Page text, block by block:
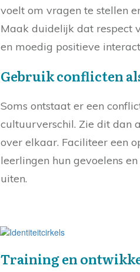
voelt om vragen te stellen
Maak duidelijk dat respect
en moedig positieve
Gebruik conflicten
Soms ontstaat er een
cultuurverschil. Zie dit dan
over elkaar. Faciliteer een
leerlingen hun gevoelens
uiten.
Training en